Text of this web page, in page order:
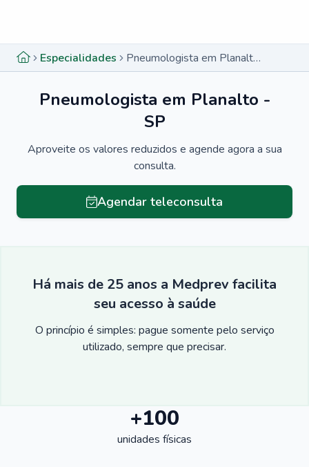
Especialidades Pneumologista em Planalto - SP
Pneumologista em Planalto -
SP
Aproveite os valores reduzidos e agende agora a sua
consulta.
Agendar teleconsulta
Há mais de 25 anos a Medprev facilita
seu acesso à saúde
O princípio é simples: pague somente pelo serviço
utilizado, sempre que precisar.
+100
unidades físicas